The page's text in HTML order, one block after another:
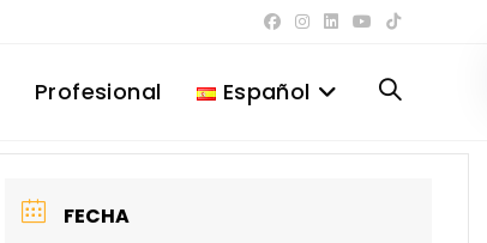
Profesional Español Alternar
FECHA